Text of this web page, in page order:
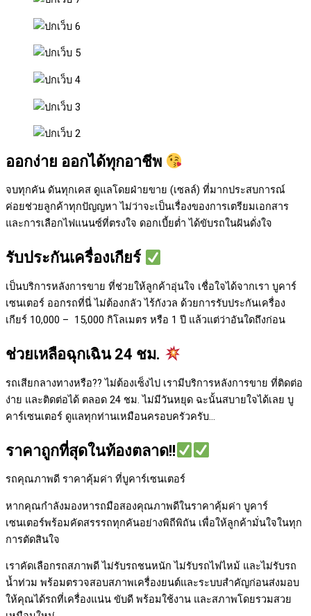
ออกง่าย ออกได้ทุกอาชีพ
จบทุกคัน ดันทุกเคส ดูแลโดยฝ่ายขาย (เซลล์) ที่มากประสบการณ์
ค่อยช่วยลูกค้าทุกปัญญหา ไม่ว่าจะเป็นเรื่องของการเตรียมเอกสาร
และการเลือกไฟแนนซ์ที่ตรงใจ ดอกเบี้ยต่ำ ได้ขับรถในฝันดั่งใจ
รับประกันเครื่องเกียร์
เป็นบริการหลังการขาย ที่ช่วยให้ลูกค้าอุ่นใจ เชื่อใจได้จากเรา บูคาร์
เซนเตอร์ ออกรถที่นี่ ไม่ต้องกลัว ไร้กังวล ด้วยการรับประกันเครื่อง
เกียร์ 10,000 – 15,000 กิโลเมตร หรือ 1 ปี แล้วแต่ว่าอันใดถึงก่อน
ช่วยเหลือฉุกเฉิน 24 ชม.
รถเสียกลางทางหรือ?? ไม่ต้องเซ็งไป เรามีบริการหลังการขาย ที่ติดต่อ
ง่าย และติดต่อได้ ตลอด 24 ชม. ไม่มีวันหยุด ฉะนั้นสบายใจได้เลย บู
คาร์เซนเตอร์ ดูแลทุกท่านเหมือนครอบครัวครับ…
ราคาถูกที่สุดในท้องตลาด!!
รถคุณภาพดี ราคาคุ้มค่า ที่บูคาร์เซนเตอร์
หากคุณกำลังมองหารถมือสองคุณภาพดีในราคาคุ้มค่า บูคาร์
เซนเตอร์พร้อมคัดสรรรถทุกคันอย่างพิถีพิถัน เพื่อให้ลูกค้ามั่นใจในทุก
การตัดสินใจ
เราคัดเลือกรถสภาพดี ไม่รับรถชนหนัก ไม่รับรถไฟไหม้ และไม่รับรถ
น้ำท่วม พร้อมตรวจสอบสภาพเครื่องยนต์และระบบสำคัญก่อนส่งมอบ
ให้คุณได้รถที่เครื่องแน่น ขับดี พร้อมใช้งาน และสภาพโดยรวมสวย